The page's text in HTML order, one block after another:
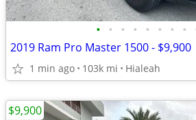
• • • • • • • •
2019 Ram Pro Master 1500 - $9,900
1 min ago 103k mi Hialeah
$9,900